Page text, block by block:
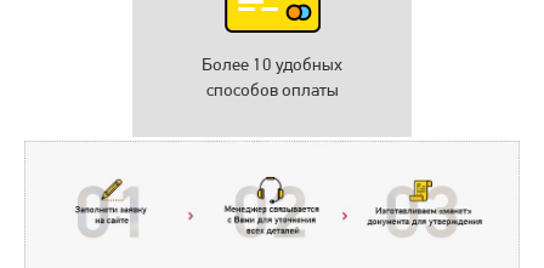
Более 10 удобных
способов оплаты